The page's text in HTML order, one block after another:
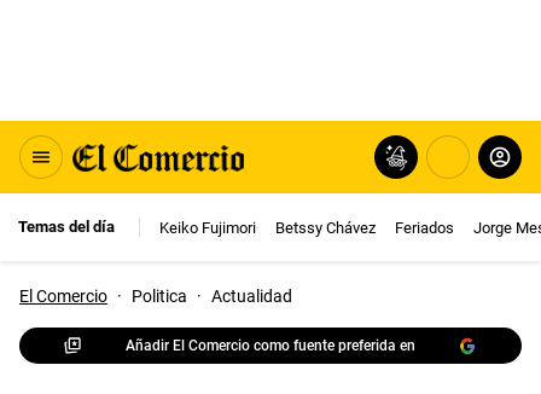
Temas del día Keiko Fujimori Betssy Chávez Feriados Jorge
El Comercio · Politica · Actualidad
Añadir El Comercio como fuente preferida en